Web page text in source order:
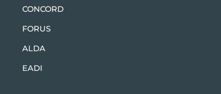
CONCORD
FORUS
ALDA
EADI